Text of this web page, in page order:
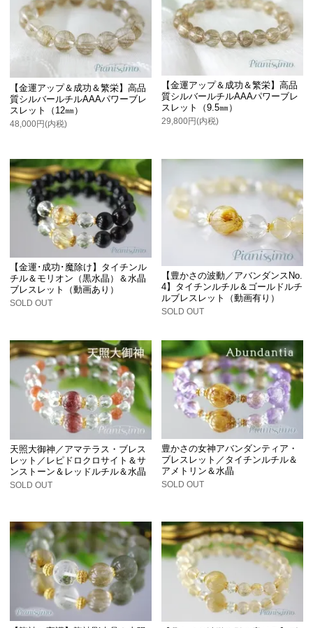
【金運アップ＆成功＆繁栄】高品
質シルバールチルAAAパワーブレ
スレット（12㎜）
48,000円(内税)
【金運アップ＆成功＆繁栄】高品
質シルバールチルAAAパワーブレ
スレット（9.5㎜）
29,800円(内税)
【金運･成功･魔除け】タイチンル
チル＆モリオン（黒水晶）＆水晶
ブレスレット（動画あり）
SOLD OUT
【豊かさの波動／アバンダンスNo.
4】タイチンルチル＆ゴールドルチ
ルブレスレット（動画有り）
SOLD OUT
天照大御神／アマテラス・ブレス
レット／レピドロクロサイト＆サ
ンストーン＆レッドルチル＆水晶
SOLD OUT
豊かさの女神アバンダンティア・
ブレスレット／タイチンルチル＆
アメトリン＆水晶
SOLD OUT